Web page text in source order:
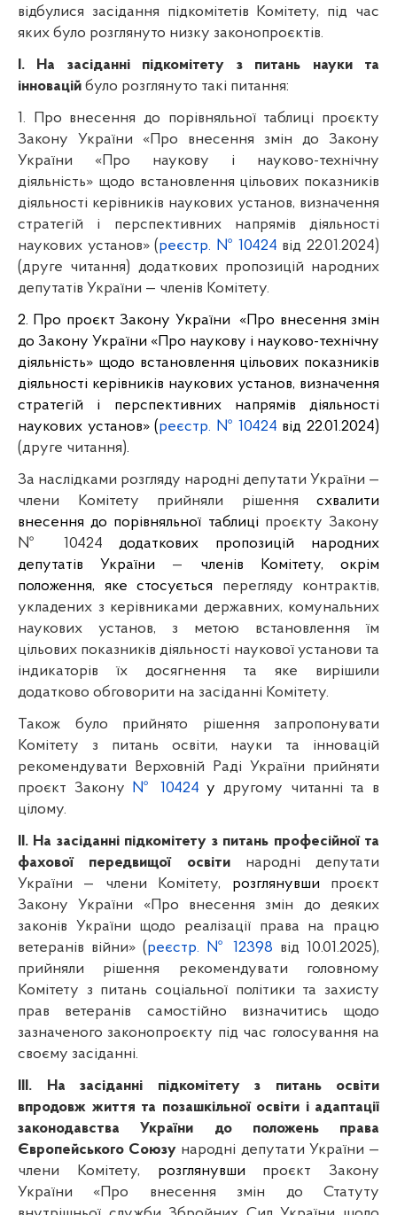
відбулися засідання підкомітетів Комітету, під час
яких було розглянуто низку законопроєктів.
І. На засіданні підкомітету з питань науки та
інновацій було розглянуто такі питання:
1. Про внесення до порівняльної таблиці проєкту
Закону України «Про внесення змін до Закону
України «Про наукову і науково-технічну
діяльність» щодо встановлення цільових показників
діяльності керівників наукових установ, визначення
стратегій і перспективних напрямів діяльності
наукових установ» (реєстр. № 10424 від 22.01.2024)
(друге читання) додаткових пропозицій народних
депутатів України — членів Комітету.
2. Про проєкт Закону України  «Про внесення змін
до Закону України «Про наукову і науково-технічну
діяльність» щодо встановлення цільових показників
діяльності керівників наукових установ, визначення
стратегій і перспективних напрямів діяльності
наукових установ» (реєстр. № 10424
(друге читання).
За наслідками розгляду народні депутати України —
члени Комітету прийняли рішення схвалити
внесення до порівняльної таблиці проєкту Закону
№ 10424 додаткових пропозицій народних
депутатів України — членів Комітету, окрім
положення, яке стосується перегляду контрактів,
укладених з керівниками державних, комунальних
наукових установ, з метою встановлення їм
цільових показників діяльності наукової установи та
індикаторів їх досягнення та яке вирішили
додатково обговорити на засіданні Комітету.
Також було прийнято рішення запропонувати
Комітету з питань освіти, науки та інновацій
рекомендувати Верховній Раді України прийняти
проєкт Закону № 10424 у другому читанні та в
цілому.
ІІ. На засіданні підкомітету з питань професійної та
фахової передвищої освіти народні депутати
України — члени Комітету, розглянувши проєкт
Закону України «Про внесення змін до деяких
законів України щодо реалізації права на працю
ветеранів війни» (реєстр. № 12398 від 10.01.2025),
прийняли рішення рекомендувати головному
Комітету з питань соціальної політики та захисту
прав ветеранів
самостійно визначитись щодо
зазначеного законопроєкту під час голосування на
своєму засіданні.
ІІІ. На засіданні підкомітету з питань освіти
впродовж життя та позашкільної освіти і адаптації
законодавства України до положень права
Європейського Союзу народні депутати України —
члени Комітету, розглянувши проєкт Закону
України «Про внесення змін до Статуту